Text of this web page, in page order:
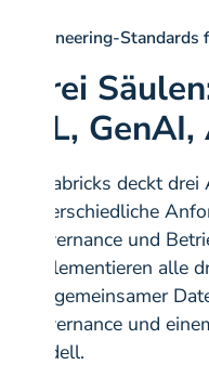
Engineering-
Drei
ML,
Databricks deckt
unterschiedliche
Governance und
implementieren alle
mit gemeinsamer
Governance und
Modell.